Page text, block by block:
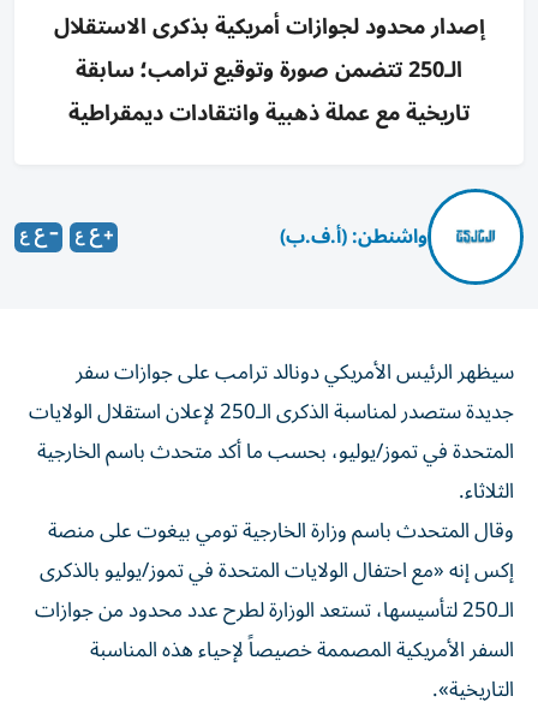
إصدار محدود لجوازات أمريكية بذكرى الاستقلال
الـ250 تتضمن صورة وتوقيع ترامب؛ سابقة
تاريخية مع عملة ذهبية وانتقادات ديمقراطية
واشنطن: (أ.ف.ب)
سيظهر الرئيس الأمريكي دونالد ترامب على جوازات سفر
جديدة ستصدر لمناسبة الذكرى الـ250 لإعلان استقلال الولايات
المتحدة في تموز/يوليو، بحسب ما أكد متحدث باسم الخارجية
الثلاثاء.
وقال المتحدث باسم وزارة الخارجية تومي بيغوت على منصة
إكس إنه «مع احتفال الولايات المتحدة في تموز/يوليو بالذكرى
الـ250 لتأسيسها، تستعد الوزارة لطرح عدد محدود من جوازات
السفر الأمريكية المصممة خصيصاً لإحياء هذه المناسبة
التاريخية».